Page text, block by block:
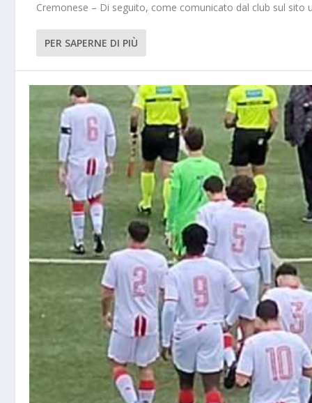
Cremonese – Di seguito, come comunicato dal club sul sito
PER SAPERNE DI PIÙ